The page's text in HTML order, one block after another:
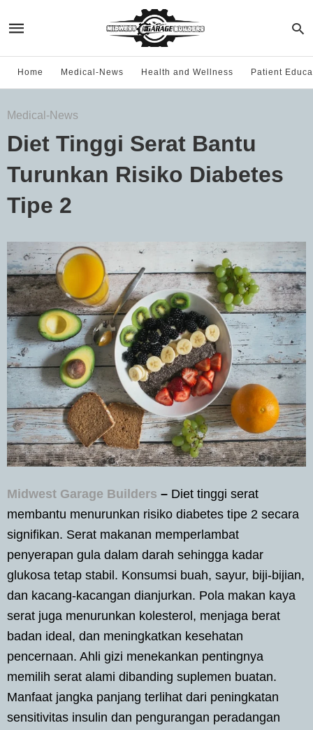
Home Medical-News Health and Wellness Patient
Medical-News
Diet Tinggi Serat Bantu
Turunkan Risiko Diabetes
Tipe 2
Midwest Garage Builders – Diet tinggi serat
membantu menurunkan risiko diabetes tipe 2 secara
signifikan. Serat makanan memperlambat
penyerapan gula dalam darah sehingga kadar
glukosa tetap stabil. Konsumsi buah, sayur, biji-bijian,
dan kacang-kacangan dianjurkan. Pola makan kaya
serat juga menurunkan kolesterol, menjaga berat
badan ideal, dan meningkatkan kesehatan
pencernaan. Ahli gizi menekankan pentingnya
memilih serat alami dibanding suplemen buatan.
Manfaat jangka panjang terlihat dari peningkatan
sensitivitas insulin dan pengurangan peradangan